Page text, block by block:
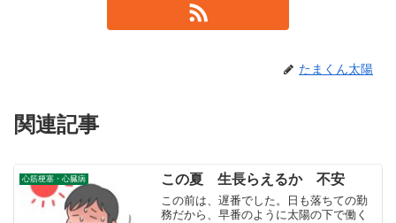
たまくん太陽
関連記事
心筋梗塞・心臓病 この夏 生長らえるか 不安
この前は、遅番でした。日も落ちての勤
務だから、早番のように太陽の下で働く